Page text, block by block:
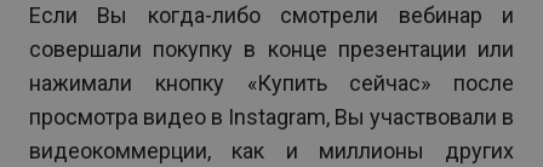
Если Вы когда-либо смотрели вебинар и
совершали покупку в конце презентации или
нажимали кнопку «Купить сейчас» после
просмотра видео в Instagram, Вы участвовали в
видеокоммерции, как и миллионы других